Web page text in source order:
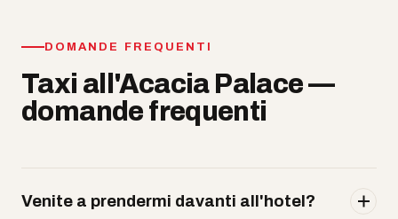
DOMANDE FREQUENTI
Taxi all'Acacia Palace —
domande frequenti
Venite a prendermi davanti all'hotel?